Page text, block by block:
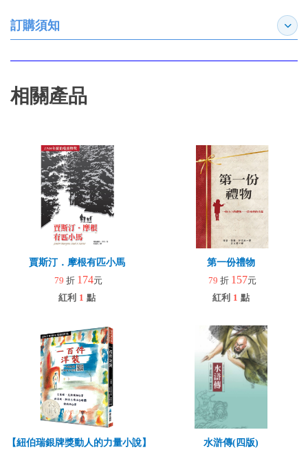
訂購須知 展開
相關產品
賈斯汀．摩根有匹小馬
79 折 174元
紅利 1 點
第一份禮物
79 折 157元
紅利 1 點
【紐伯瑞銀牌獎動人的力量小說】一百件洋裝(中英雙語QR CODE新版)
水滸傳(四版)